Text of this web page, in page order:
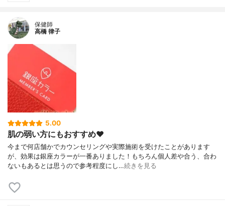
保健師
高橋 律子
5.00
肌の弱い方にもおすすめ❤️
今まで何店舗かでカウンセリングや実際施術を受けたことがあります
が、効果は銀座カラーが一番ありました！もちろん個人差や合う、合わ
ないもあるとは思うので参考程度にし…続きを見る